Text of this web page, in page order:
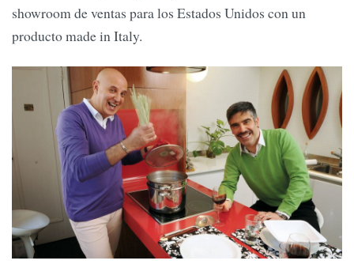
showroom de ventas para los Estados Unidos con un
producto made in Italy.